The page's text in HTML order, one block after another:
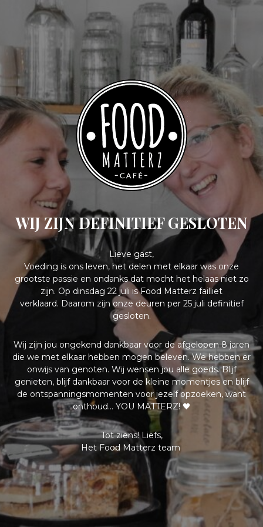
WIJ ZIJN DEFINITIEF GESLOTEN
Lieve gast,
Voeding is ons leven, het delen met elkaar was onze
grootste passie en ondanks dat mocht het helaas niet zo
zijn. Op dinsdag 22 juli is Food Matterz failliet
verklaard. Daarom zijn onze deuren per 25 juli definitief
gesloten.
Wij zijn jou ongekend dankbaar voor de afgelopen 8 jaren
die we met elkaar hebben mogen beleven. We hebben er
onwijs van genoten. Wij wensen jou alle goeds. Blijf
genieten, blijf dankbaar voor de kleine momentjes en blijf
de ontspanningsmomenten voor jezelf opzoeken, want
onthoud… YOU MATTERZ! 🖤
Tot ziens! Liefs,
Het Food Matterz team